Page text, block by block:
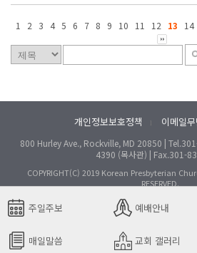
1 2 3 4 5 6 7 8 9 10 11 12 13 14
주일주보 예배안내
매일말씀 교회 갤러리
개인정보보호정책 l 이메일
800 Hurley Ave., Rockville, MD 20850 |
4390 (목사관) | Fax.301-
COPYRIGHT(C) 2019 Korean Presbyterian
RESERVED.